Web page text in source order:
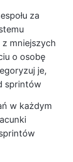
za
mniejszych
o osobę
je,
sprintów
w każdym